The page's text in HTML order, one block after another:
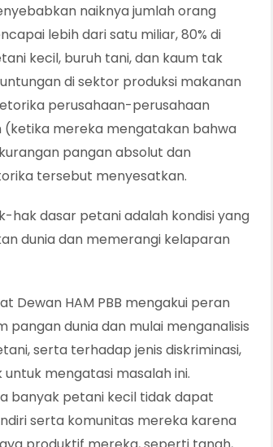
naiknya jumlah orang
lebih dari satu miliar, 80% di
kecil, buruh tani, dan kaum tak
di sektor produksi makanan
perusahaan-perusahaan
mereka mengatakan bahwa
pangan absolut dan
tersebut menyesatkan.
hak dasar petani adalah kondisi yang
dunia dan memerangi kelaparan
Dewan HAM PBB mengakui peran
dunia dan mulai menganalisis
serta terhadap jenis diskriminasi,
mengatasi masalah ini.
banyak petani kecil tidak dapat
serta komunitas mereka karena